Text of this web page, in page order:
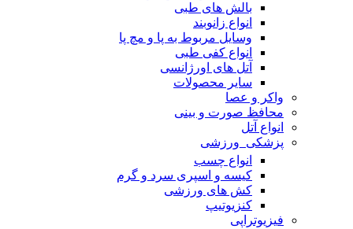
بالش های طبی
انواع زانوبند
وسایل مربوط به پا و مچ پا
انواع کفی طبی
آتل های اورژانسی
سایر محصولات
واکر و عصا
محافظ صورت و بینی
انواع آتل
پزشکی_ورزشی
انواع چسب
کیسه و اسپری سرد و گرم
کش های ورزشی
کنزیوتیپ
فیزیوتراپی